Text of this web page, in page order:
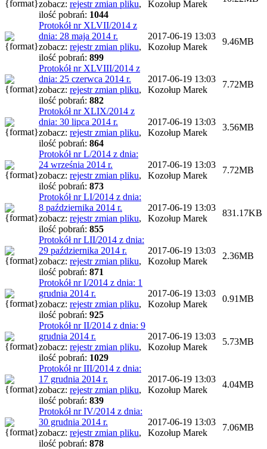
zobacz: rejestr zmian pliku,
ilość pobrań: 1044
Kozołup Marek
Protokół nr XLVII/2014 z
dnia: 28 maja 2014 r.
zobacz: rejestr zmian pliku,
ilość pobrań: 899
2017-06-19 13:03
Kozołup Marek
9.46MB
Protokół nr XLVIII/2014 z
dnia: 25 czerwca 2014 r.
zobacz: rejestr zmian pliku,
ilość pobrań: 882
2017-06-19 13:03
Kozołup Marek
7.72MB
Protokół nr XLIX/2014 z
dnia: 30 lipca 2014 r.
zobacz: rejestr zmian pliku,
ilość pobrań: 864
2017-06-19 13:03
Kozołup Marek
3.56MB
Protokół nr L/2014 z dnia:
24 września 2014 r.
zobacz: rejestr zmian pliku,
ilość pobrań: 873
2017-06-19 13:03
Kozołup Marek
7.72MB
Protokół nr LI/2014 z dnia:
8 października 2014 r.
zobacz: rejestr zmian pliku,
ilość pobrań: 855
2017-06-19 13:03
Kozołup Marek
831.17KB
Protokół nr LII/2014 z dnia:
29 października 2014 r.
zobacz: rejestr zmian pliku,
ilość pobrań: 871
2017-06-19 13:03
Kozołup Marek
2.36MB
Protokół nr I/2014 z dnia: 1
grudnia 2014 r.
zobacz: rejestr zmian pliku,
ilość pobrań: 925
2017-06-19 13:03
Kozołup Marek
0.91MB
Protokół nr II/2014 z dnia: 9
grudnia 2014 r.
zobacz: rejestr zmian pliku,
ilość pobrań: 1029
2017-06-19 13:03
Kozołup Marek
5.73MB
Protokół nr III/2014 z dnia:
17 grudnia 2014 r.
zobacz: rejestr zmian pliku,
ilość pobrań: 839
2017-06-19 13:03
Kozołup Marek
4.04MB
Protokół nr IV/2014 z dnia:
30 grudnia 2014 r.
zobacz: rejestr zmian pliku,
ilość pobrań: 878
2017-06-19 13:03
Kozołup Marek
7.06MB